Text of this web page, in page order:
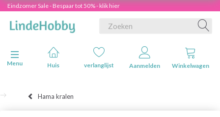
Eindzomer Sale - Bespaar tot 50% - klik hier
Navigatie in-/uitschakelen
Menu
Huis verlanglijst Aanmelden Winkelwagen
Hama kralen